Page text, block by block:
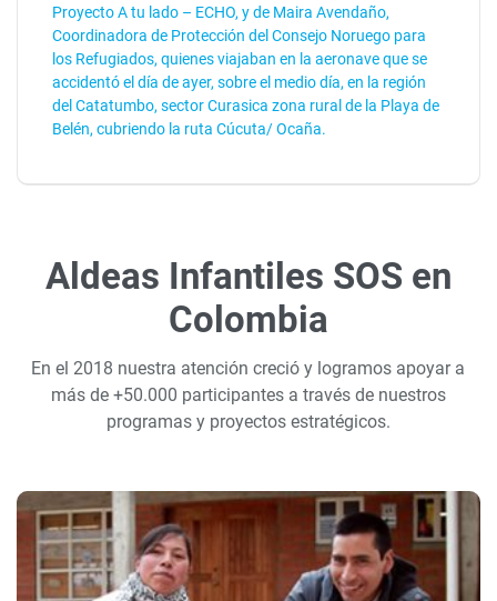
Proyecto A tu lado – ECHO, y de Maira Avendaño,
Coordinadora de Protección del Consejo Noruego para
los Refugiados, quienes viajaban en la aeronave que se
accidentó el día de ayer, sobre el medio día, en la región
del Catatumbo, sector Curasica zona rural de la Playa de
Belén, cubriendo la ruta Cúcuta/ Ocaña.
Aldeas Infantiles SOS en
Colombia
En el 2018 nuestra atención creció y logramos apoyar a
más de +50.000 participantes a través de nuestros
programas y proyectos estratégicos.